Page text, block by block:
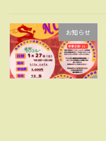
お知らせ